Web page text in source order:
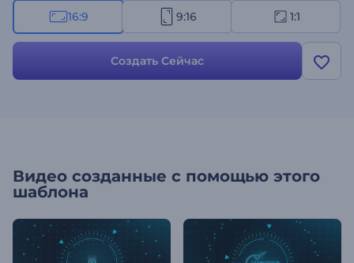
чтобы подчеркнуть уникальность вашего бренда. Просто
загрузите свой логотип, введите текст и наслаждайтесь
16:9 9:16 1:1
Создать Сейчас
Видео созданные с помощью этого
шаблона